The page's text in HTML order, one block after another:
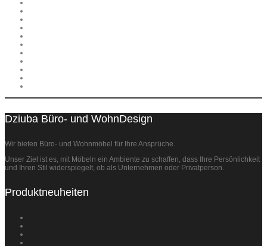
Dziuba Büro- und WohnDesign
Wir bieten Büro- und Wohnmöbel für Ihre Ansprüche.
Unser Ziel ist es, mit Möbeln ein Ambiente zu schaffen, dass Ihre Persönlichkeit
und Ihren Stil widerspiegelt, ob als Unternehmen oder Privatperson.
Produktneuheiten